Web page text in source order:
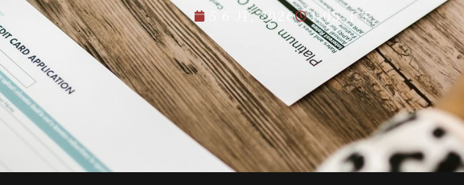
5 6 月, 2026 1:05 下午